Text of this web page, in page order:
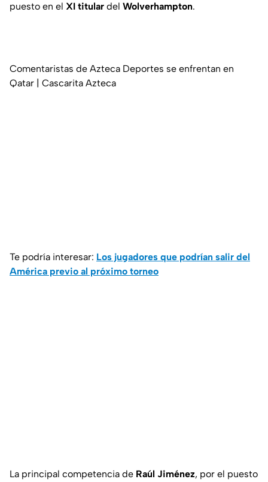
puesto en el XI titular del Wolverhampton.
Comentaristas de Azteca Deportes se enfrentan en
Qatar | Cascarita Azteca
Te podría interesar: Los jugadores que podrían salir del
América previo al próximo torneo
La principal competencia de Raúl Jiménez, por el puesto